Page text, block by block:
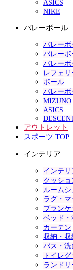
ASICS
NIKE
バレーボール
バレーボ
バレーボ
バレーボ
レフェリ
ボール
バレーボ
MIZUNO
ASICS
アウトレット
スポーツ TOP
インテリア
インテリ
クッショ
ルーム
ラグ・マ
ブランケ
ベッド・
カーテン
収納・収
バス・洗
トイレ
ランドリ